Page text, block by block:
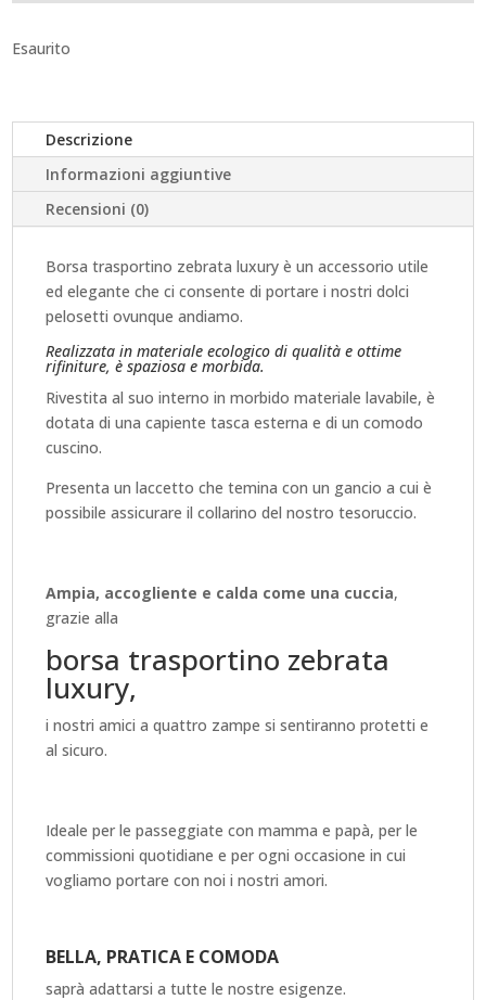
Esaurito
Descrizione
Informazioni aggiuntive
Recensioni (0)
Borsa trasportino zebrata luxury è un accessorio utile
ed elegante che ci consente di portare i nostri dolci
pelosetti ovunque andiamo.
Realizzata in materiale ecologico di qualità e ottime
rifiniture, è spaziosa e morbida.
Rivestita al suo interno in morbido materiale lavabile, è
dotata di una capiente tasca esterna e di un comodo
cuscino.
Presenta un laccetto che temina con un gancio a cui è
possibile assicurare il collarino del nostro tesoruccio.
Ampia, accogliente e calda come una cuccia,
grazie alla
borsa trasportino zebrata
luxury,
i nostri amici a quattro zampe si sentiranno protetti e
al sicuro.
Ideale per le passeggiate con mamma e papà, per le
commissioni quotidiane e per ogni occasione in cui
vogliamo portare con noi i nostri amori.
BELLA, PRATICA E COMODA
saprà adattarsi a tutte le nostre esigenze.